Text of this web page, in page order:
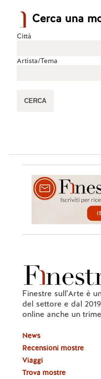
Cerca una
Città
Artista/Tema
Finestre sull'Arte è
del settore e dal
online anche un
News
Recensioni mostre
Viaggi
Trova mostre